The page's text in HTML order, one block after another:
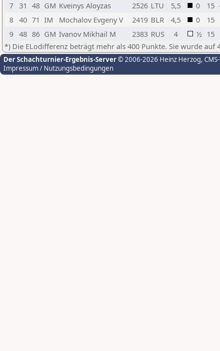
7
31 48 GM Kveinys Aloyzas 2526 LTU 5,5 0 15
8
40 71 IM Mochalov Evgeny V 2419 BLR 4,5 0
15
9
48 86 GM Ivanov Mikhail M 2383 RUS 4 ½ 15
*) Die ELodifferenz beträgt mehr als 400 Punkte. Sie wurde auf
Der Schachturnier-Ergebnis-Server© 2006-2026 Heinz Herzog,
Impressum / Nutzungsbedingungen